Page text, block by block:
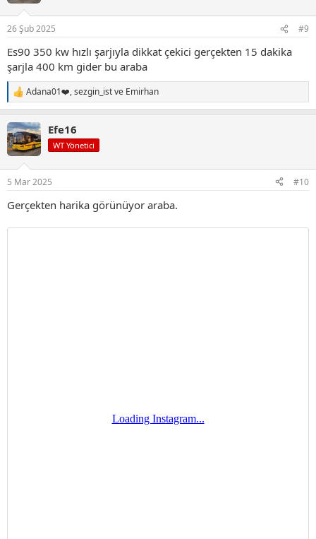
:
26 Şub 2025 #9
Es90 350 kw hızlı şarjıyla dikkat çekici gerçekten 15 dakika
şarjla 400 km gider bu araba
T
e
k
i
l
Adana01❤️,sezgin_istve Emirhan
Efe16
WT Yönetici
5 Mar 2025 #10
Gerçekten harika görünüyor araba.